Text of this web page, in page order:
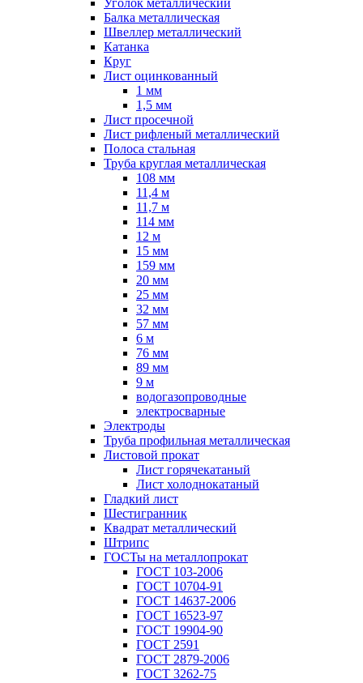
Уголок металлический
Балка металлическая
Швеллер металлический
Катанка
Круг
Лист оцинкованный
1 мм
1,5 мм
Лист просечной
Лист рифленый металлический
Полоса стальная
Труба круглая металлическая
108 мм
11,4 м
11,7 м
114 мм
12 м
15 мм
159 мм
20 мм
25 мм
32 мм
57 мм
6 м
76 мм
89 мм
9 м
водогазопроводные
электросварные
Электроды
Труба профильная металлическая
Листовой прокат
Лист горячекатаный
Лист холоднокатаный
Гладкий лист
Шестигранник
Квадрат металлический
Штрипс
ГОСТы на металлопрокат
ГОСТ 103-2006
ГОСТ 10704-91
ГОСТ 14637-2006
ГОСТ 16523-97
ГОСТ 19904-90
ГОСТ 2591
ГОСТ 2879-2006
ГОСТ 3262-75